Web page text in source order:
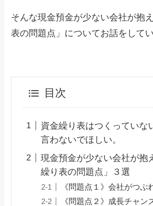
そんな現金預金が少ない会社が抱
表の問題点」についてお話をしてい
目次
資金繰り表はつくっていな
言わないでほしい。
現金預金が少ない会社が抱
繰り表の問題点」３選
《問題点１》会社がつぶ
《問題点２》成長チャン